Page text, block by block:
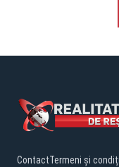
ContactTermeni și